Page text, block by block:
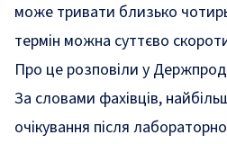
може тривати близько
термін можна суттєво
Про це розповіли у
За словами фахівців,
очікування після